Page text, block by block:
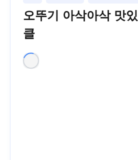
오뚜기 아삭아삭 맛
클